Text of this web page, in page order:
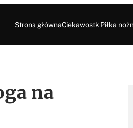
Strona głównaCiekawostkiPiłka
na